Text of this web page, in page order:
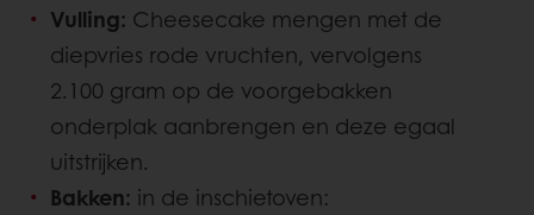
Vulling: Cheesecake mengen met de
diepvries rode vruchten, vervolgens
2.100 gram op de voorgebakken
onderplak aanbrengen en deze egaal
uitstrijken.
Bakken: in de inschietoven: